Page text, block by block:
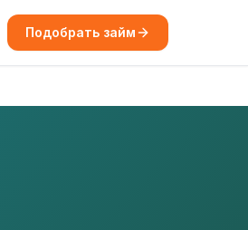
Подобрать займ